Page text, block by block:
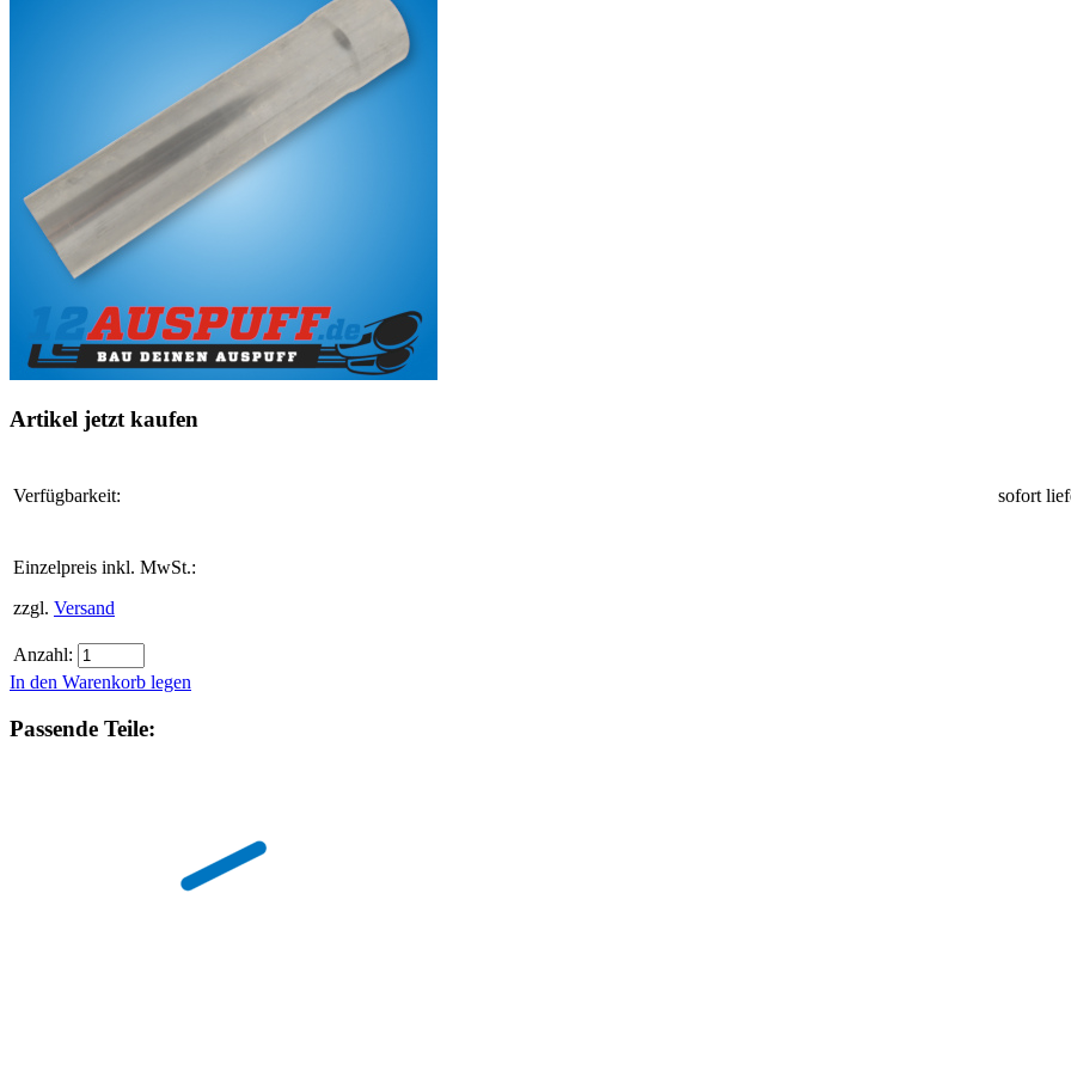
Artikel jetzt kaufen
Verfügbarkeit: sofort
Einzelpreis inkl. MwSt.:
zzgl. Versand
Anzahl:
In den Warenkorb legen
Passende Teile: